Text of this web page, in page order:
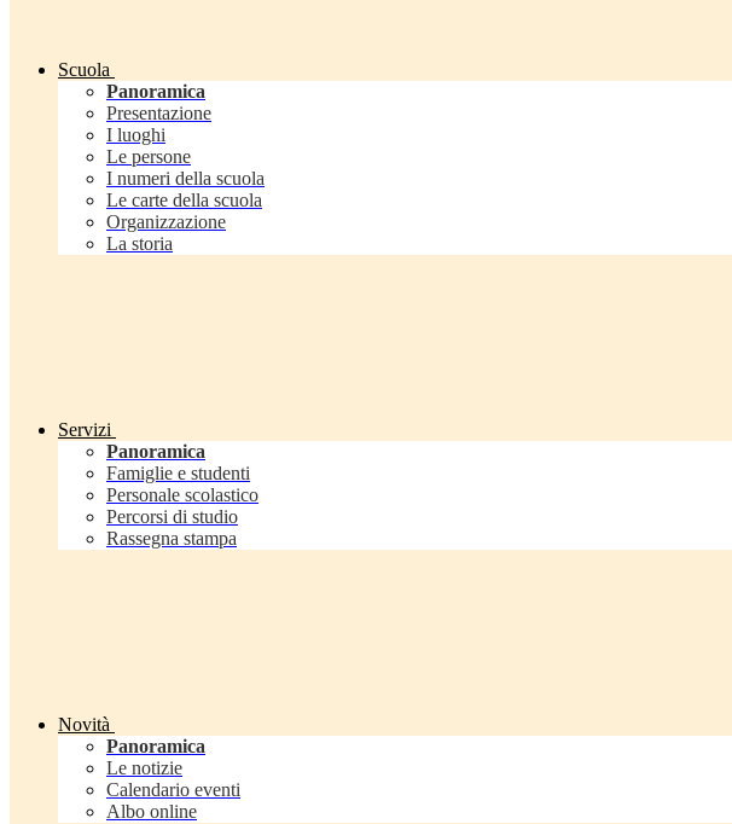
Scuola
Panoramica
Presentazione
I luoghi
Le persone
I numeri della scuola
Le carte della scuola
Organizzazione
La storia
Servizi
Panoramica
Famiglie e studenti
Personale scolastico
Percorsi di studio
Rassegna stampa
Novità
Panoramica
Le notizie
Calendario eventi
Albo online